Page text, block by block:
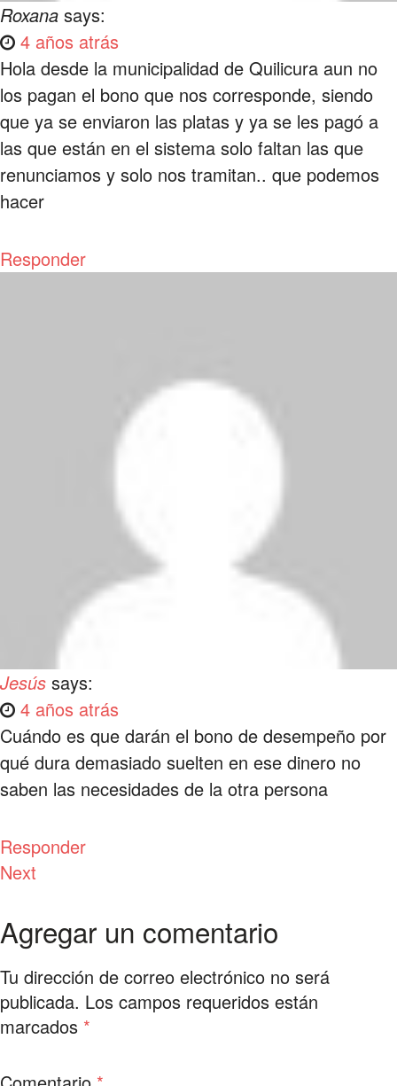
Roxana says:
4 años atrás
Hola desde la municipalidad de Quilicura aun no
los pagan el bono que nos corresponde, siendo
que ya se enviaron las platas y ya se les pagó a
las que están en el sistema solo faltan las que
renunciamos y solo nos tramitan.. que podemos
hacer
Responder
Jesús says:
4 años atrás
Cuándo es que darán el bono de desempeño por
qué dura demasiado suelten en ese dinero no
saben las necesidades de la otra persona
Responder
Next
Agregar un comentario
Tu dirección de correo electrónico no será
publicada. Los campos requeridos están
marcados *